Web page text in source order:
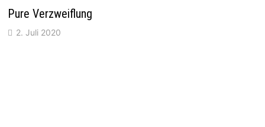
Pure Verzweiflung
2. Juli 2020